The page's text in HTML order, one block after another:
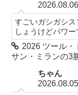
2026.08.06
すごいガシガシ
しょうけどパワ
2026 ツール
サン・ミランの3
ちゃん
2026.08.05